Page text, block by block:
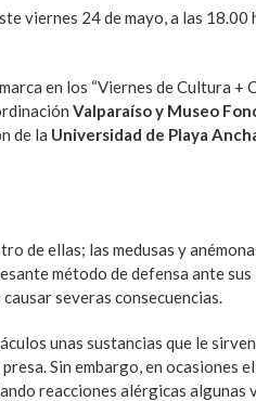
viernes 24 de mayo, a las 18.00
en los “Viernes de Cultura +
Valparaíso y Museo
de la Universidad de Playa
de ellas; las medusas y
método de defensa ante sus
severas consecuencias.
unas sustancias que le
Sin embargo, en ocasiones el
reacciones alérgicas algunas